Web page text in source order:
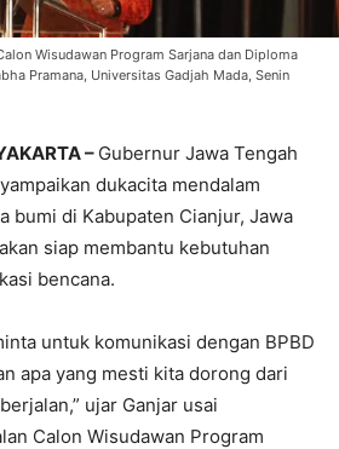
Wisudawan Program Sarjana dan Diploma
Pramana, Universitas Gadjah Mada, Senin
– Gubernur Jawa Tengah
dukacita mendalam
bumi di Kabupaten Cianjur, Jawa
siap membantu kebutuhan
bencana.
untuk komunikasi dengan BPBD
apa yang mesti kita dorong dari
ujar Ganjar usai
Calon Wisudawan Program